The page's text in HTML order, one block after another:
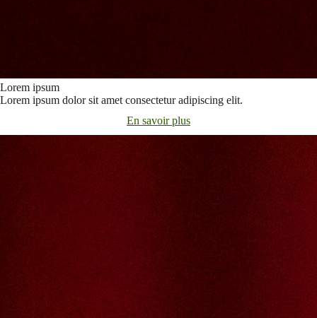
Lorem ipsum
Lorem ipsum dolor sit amet consectetur adipiscing elit.
En savoir plus